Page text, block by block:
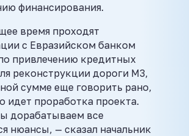
финансирования.
время проходят
с Евразийском банком
привлечению кредитных
реконструкции дороги М3,
сумме еще говорить рано,
идет проработка проекта.
дорабатываем все
нюансы, — сказал начальник